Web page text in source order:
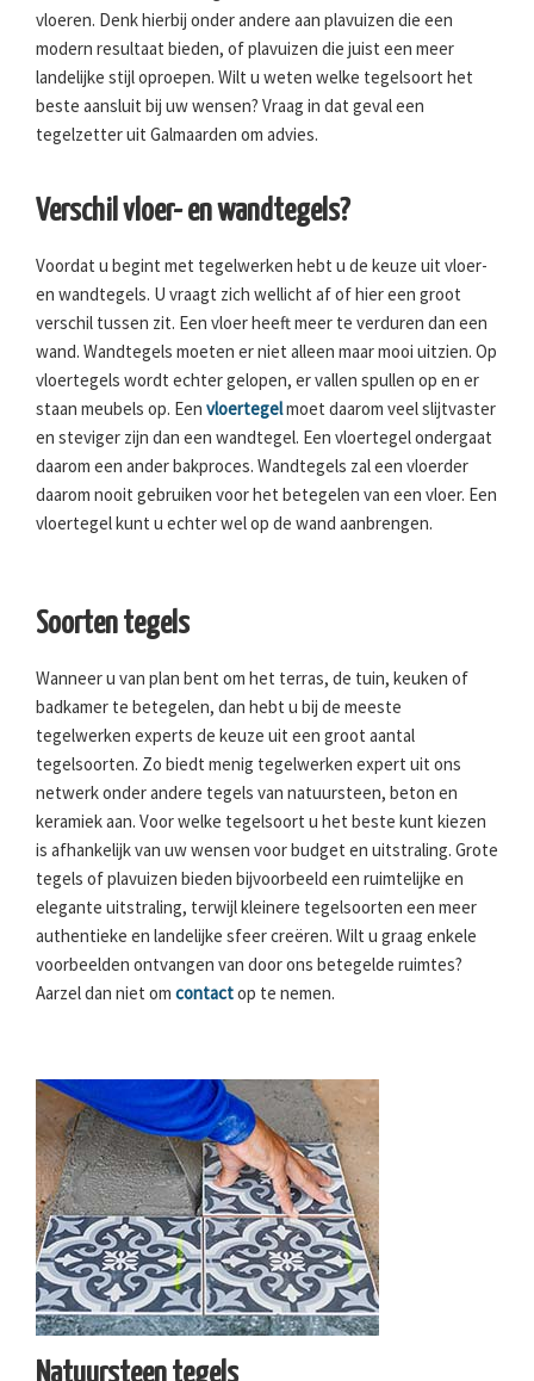
vloeren. Denk hierbij onder andere aan plavuizen die een
modern resultaat bieden, of plavuizen die juist een meer
landelijke stijl oproepen. Wilt u weten welke tegelsoort het
beste aansluit bij uw wensen? Vraag in dat geval een
tegelzetter uit Galmaarden om advies.
Verschil vloer- en wandtegels?
Voordat u begint met tegelwerken hebt u de keuze uit vloer-
en wandtegels. U vraagt zich wellicht af of hier een groot
verschil tussen zit. Een vloer heeft meer te verduren dan een
wand. Wandtegels moeten er niet alleen maar mooi uitzien. Op
vloertegels wordt echter gelopen, er vallen spullen op en er
staan meubels op. Een vloertegelmoet daarom veel slijtvaster
en steviger zijn dan een wandtegel. Een vloertegel ondergaat
daarom een ander bakproces. Wandtegels zal een vloerder
daarom nooit gebruiken voor het betegelen van een vloer. Een
vloertegel kunt u echter wel op de wand aanbrengen.
Soorten tegels
Wanneer u van plan bent om het terras, de tuin, keuken of
badkamer te betegelen, dan hebt u bij de meeste
tegelwerken experts de keuze uit een groot aantal
tegelsoorten. Zo biedt menig tegelwerken expert uit ons
netwerk onder andere tegels van natuursteen, beton en
keramiek aan. Voor welke tegelsoort u het beste kunt kiezen
is afhankelijk van uw wensen voor budget en uitstraling. Grote
tegels of plavuizen bieden bijvoorbeeld een ruimtelijke en
elegante uitstraling, terwijl kleinere tegelsoorten een meer
authentieke en landelijke sfeer creëren. Wilt u graag enkele
voorbeelden ontvangen van door ons betegelde ruimtes?
Aarzel dan niet om contactop te nemen.
Natuursteen tegels